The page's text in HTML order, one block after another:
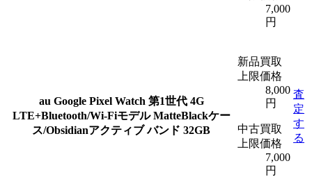
7,000
円
au Google Pixel Watch 第1世代 4G
LTE+Bluetooth/Wi-Fiモデル MatteBlackケー
ス/Obsidianアクティブ バンド 32GB
新品買取
上限価格
8,000
円
中古買取
上限価格
7,000
円
査
定
す
る